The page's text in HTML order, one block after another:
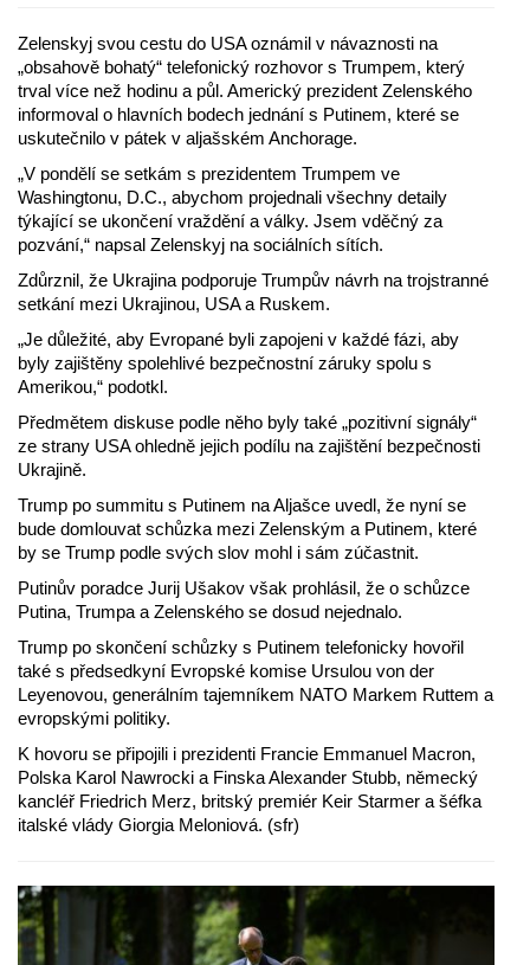
Zelenskyj svou cestu do USA oznámil v návaznosti na
„obsahově bohatý“ telefonický rozhovor s Trumpem, který
trval více než hodinu a půl. Americký prezident Zelenského
informoval o hlavních bodech jednání s Putinem, které se
uskutečnilo v pátek v aljašském Anchorage.
„V pondělí se setkám s prezidentem Trumpem ve
Washingtonu, D.C., abychom projednali všechny detaily
týkající se ukončení vraždění a války. Jsem vděčný za
pozvání,“ napsal Zelenskyj na sociálních sítích.
Zdůrznil, že Ukrajina podporuje Trumpův návrh na trojstranné
setkání mezi Ukrajinou, USA a Ruskem.
„Je důležité, aby Evropané byli zapojeni v každé fázi, aby
byly zajištěny spolehlivé bezpečnostní záruky spolu s
Amerikou,“ podotkl.
Předmětem diskuse podle něho byly také „pozitivní signály“
ze strany USA ohledně jejich podílu na zajištění bezpečnosti
Ukrajině.
Trump po summitu s Putinem na Aljašce uvedl, že nyní se
bude domlouvat schůzka mezi Zelenským a Putinem, které
by se Trump podle svých slov mohl i sám zúčastnit.
Putinův poradce Jurij Ušakov však prohlásil, že o schůzce
Putina, Trumpa a Zelenského se dosud nejednalo.
Trump po skončení schůzky s Putinem telefonicky hovořil
také s předsedkyní Evropské komise Ursulou von der
Leyenovou, generálním tajemníkem NATO Markem Ruttem a
evropskými politiky.
K hovoru se připojili i prezidenti Francie Emmanuel Macron,
Polska Karol Nawrocki a Finska Alexander Stubb, německý
kancléř Friedrich Merz, britský premiér Keir Starmer a šéfka
italské vlády Giorgia Meloniová. (sfr)